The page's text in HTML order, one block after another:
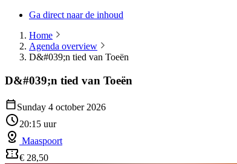
Ga direct naar de inhoud
Home
Agenda overview
D&#039;n tied van Toeën
D&#039;n tied van Toeën
Sunday 4 october 2026
20:15 uur
Maaspoort
€ 28,50